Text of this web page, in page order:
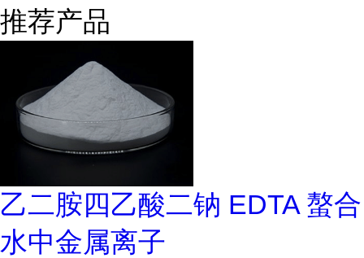
推荐产品
乙二胺四乙酸二钠 EDTA 螯合
水中金属离子